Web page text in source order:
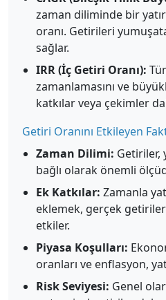
zaman diliminde bir
oranı. Getirileri
sağlar.
IRR (İç Getiri Oranı):
zamanlamasını ve
katkılar veya çekimler
Getiri Oranını Etkileyen
Zaman Dilimi: Getiriler,
bağlı olarak önemli
Ek Katkılar: Zamanla
eklemek, gerçek
etkiler.
Piyasa Koşulları:
oranları ve enflasyon,
Risk Seviyesi: Genel